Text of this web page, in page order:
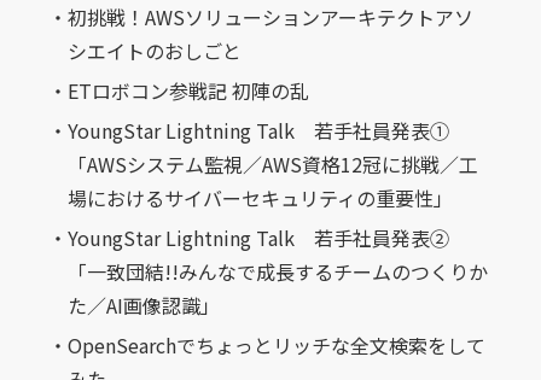
・初挑戦！AWSソリューションアーキテクトアソ
シエイトのおしごと
・ETロボコン参戦記 初陣の乱
・YoungStar Lightning Talk 若手社員発表①
「AWSシステム監視／AWS資格12冠に挑戦／工
場におけるサイバーセキュリティの重要性」
・YoungStar Lightning Talk 若手社員発表②
「一致団結!!みんなで成長するチームのつくりか
た／AI画像認識」
・OpenSearchでちょっとリッチな全文検索をして